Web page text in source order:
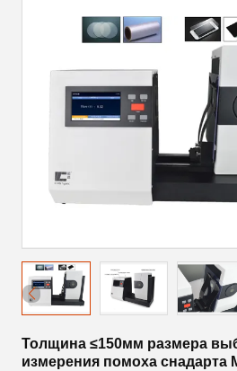
Толщина ≤150мм размера
измерения помоха снадарта